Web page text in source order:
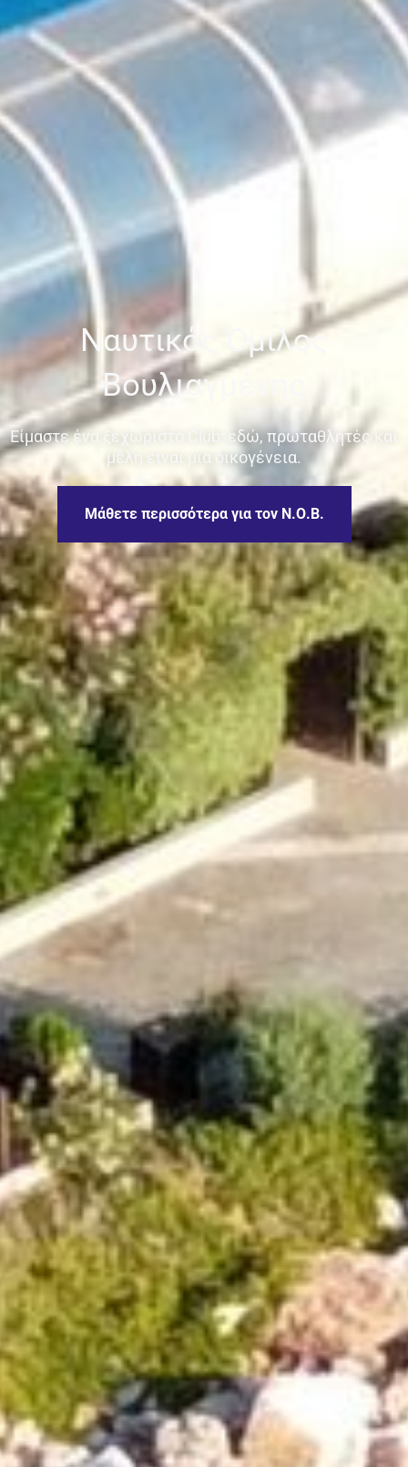
Ναυτικός Όμιλος
Βουλιαγμένης
Είμαστε ένα ξεχωριστό Club: εδώ, πρωταθλητές και
μέλη είναι μια οικογένεια.
Μάθετε περισσότερα για τον Ν.Ο.Β.